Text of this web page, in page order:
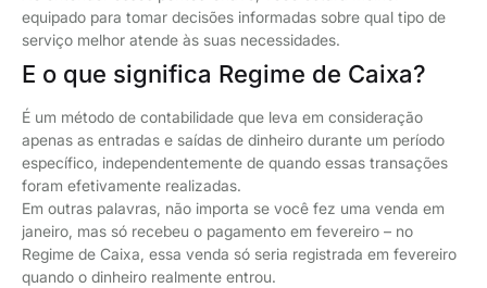
equipado para tomar decisões informadas sobre qual tipo de
serviço melhor atende às suas necessidades.
E o que significa Regime de Caixa?
É um método de contabilidade que leva em consideração
apenas as entradas e saídas de dinheiro durante um período
específico, independentemente de quando essas transações
foram efetivamente realizadas.
Em outras palavras, não importa se você fez uma venda em
janeiro, mas só recebeu o pagamento em fevereiro – no
Regime de Caixa, essa venda só seria registrada em fevereiro
quando o dinheiro realmente entrou.